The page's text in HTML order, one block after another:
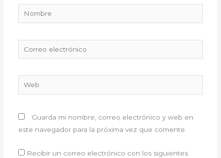
Nombre
electrónico
Guarda mi nombre, correo electrónico y web en
este navegador para la próxima vez que comente.
Recibir un correo electrónico con los siguientes